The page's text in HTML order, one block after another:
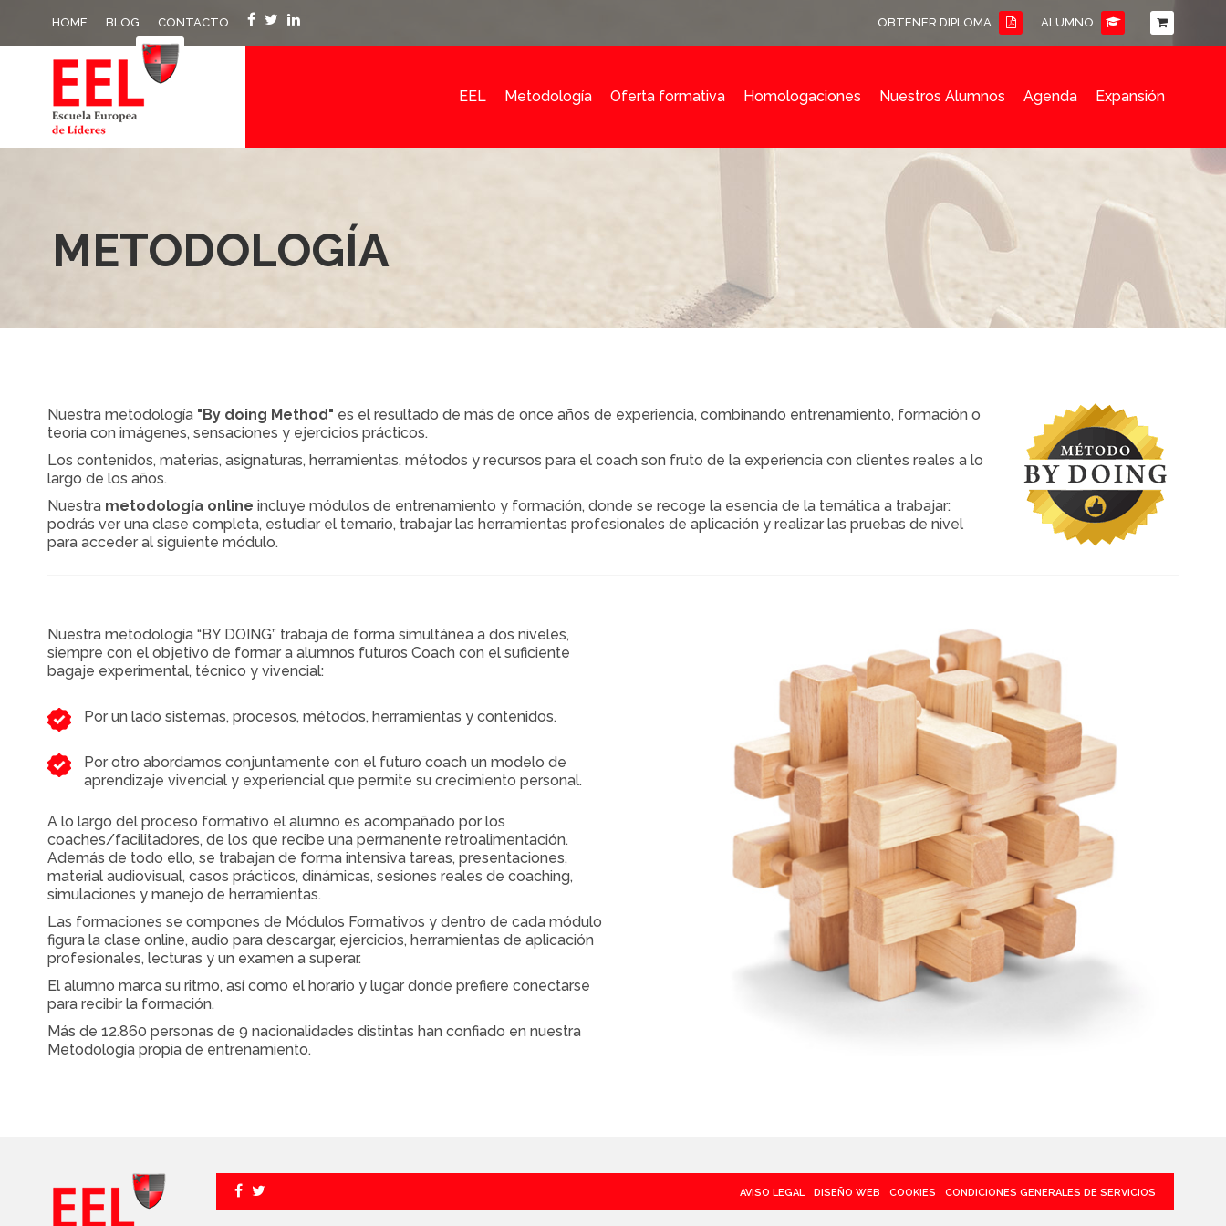
HOME BLOG CONTACTO OBTENER DIPLOMA ALUMNO
EEL Metodología Oferta formativa Homologaciones Nuestros Alumnos Agenda Expansión
METODOLOGÍA
Nuestra metodología "By doing Method" es el resultado de más de once años de experiencia, combinando entrenamiento, formación o
teoría con imágenes, sensaciones y ejercicios prácticos.
Los contenidos, materias, asignaturas, herramientas, métodos y recursos para el coach son fruto de la experiencia con clientes reales a lo
largo de los años.
Nuestra metodología online incluye módulos de entrenamiento y formación, donde se recoge la esencia de la temática a trabajar:
podrás ver una clase completa, estudiar el temario, trabajar las herramientas profesionales de aplicación y realizar las pruebas de nivel
para acceder al siguiente módulo.
Nuestra metodología “BY DOING” trabaja de forma simultánea a dos niveles,
siempre con el objetivo de formar a alumnos futuros Coach con el suficiente
bagaje experimental, técnico y vivencial:
Por un lado sistemas, procesos, métodos, herramientas y contenidos.
Por otro abordamos conjuntamente con el futuro coach un modelo de
aprendizaje vivencial y experiencial que permite su crecimiento personal.
A lo largo del proceso formativo el alumno es acompañado por los
coaches/facilitadores, de los que recibe una permanente retroalimentación.
Además de todo ello, se trabajan de forma intensiva tareas, presentaciones,
material audiovisual, casos prácticos, dinámicas, sesiones reales de coaching,
simulaciones y manejo de herramientas.
Las formaciones se compones de Módulos Formativos y dentro de cada módulo
figura la clase online, audio para descargar, ejercicios, herramientas de aplicación
profesionales, lecturas y un examen a superar.
El alumno marca su ritmo, así como el horario y lugar donde prefiere conectarse
para recibir la formación.
Más de 12.860 personas de 9 nacionalidades distintas han confiado en nuestra
Metodología propia de entrenamiento.
AVISO LEGAL DISEÑO WEB COOKIES CONDICIONES GENERALES DE SERVICIOS